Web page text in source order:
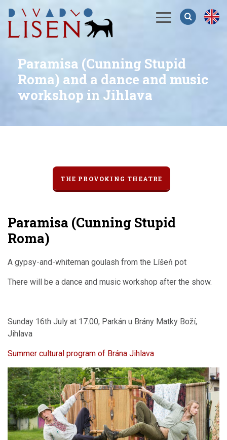
Menu
Paramisa (Cunning Stupid
Roma) and a dance and music
workshop in Jihlava
THE PROVOKING THEATRE
Paramisa (Cunning Stupid
Roma)
A gypsy-and-whiteman goulash from the Líšeň pot
There will be a dance and music workshop after the show.
Sunday 16th July at 17.00, Parkán u Brány Matky Boží,
Jihlava
Summer cultural program of Brána Jihlava